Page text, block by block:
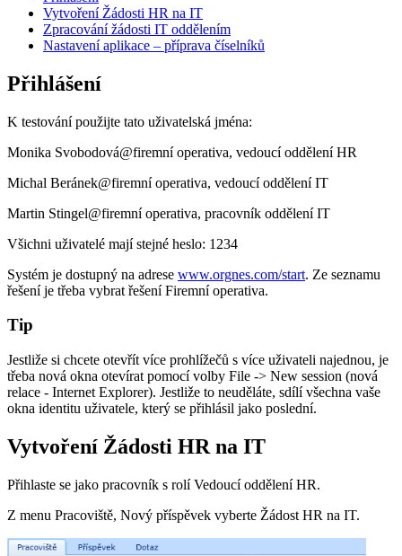
Vytvoření Žádosti HR na IT
Zpracování žádosti IT oddělením
Nastavení aplikace – příprava číselníků
Přihlášení
K testování použijte tato uživatelská jména:
Monika Svobodová@firemní operativa, vedoucí oddělení HR
Michal Beránek@firemní operativa, vedoucí oddělení IT
Martin Stingel@firemní operativa, pracovník oddělení IT
Všichni uživatelé mají stejné heslo: 1234
Systém je dostupný na adrese www.orgnes.com/start. Ze seznamu
řešení je třeba vybrat řešení Firemní operativa.
Tip
Jestliže si chcete otevřít více prohlížečů s více uživateli najednou, je
třeba nová okna otevírat pomocí volby File -> New session (nová
relace - Internet Explorer). Jestliže to neuděláte, sdílí všechna vaše
okna identitu uživatele, který se přihlásil jako poslední.
Vytvoření Žádosti HR na IT
Přihlaste se jako pracovník s rolí Vedoucí oddělení HR.
Z menu Pracoviště, Nový příspěvek vyberte Žádost HR na IT.